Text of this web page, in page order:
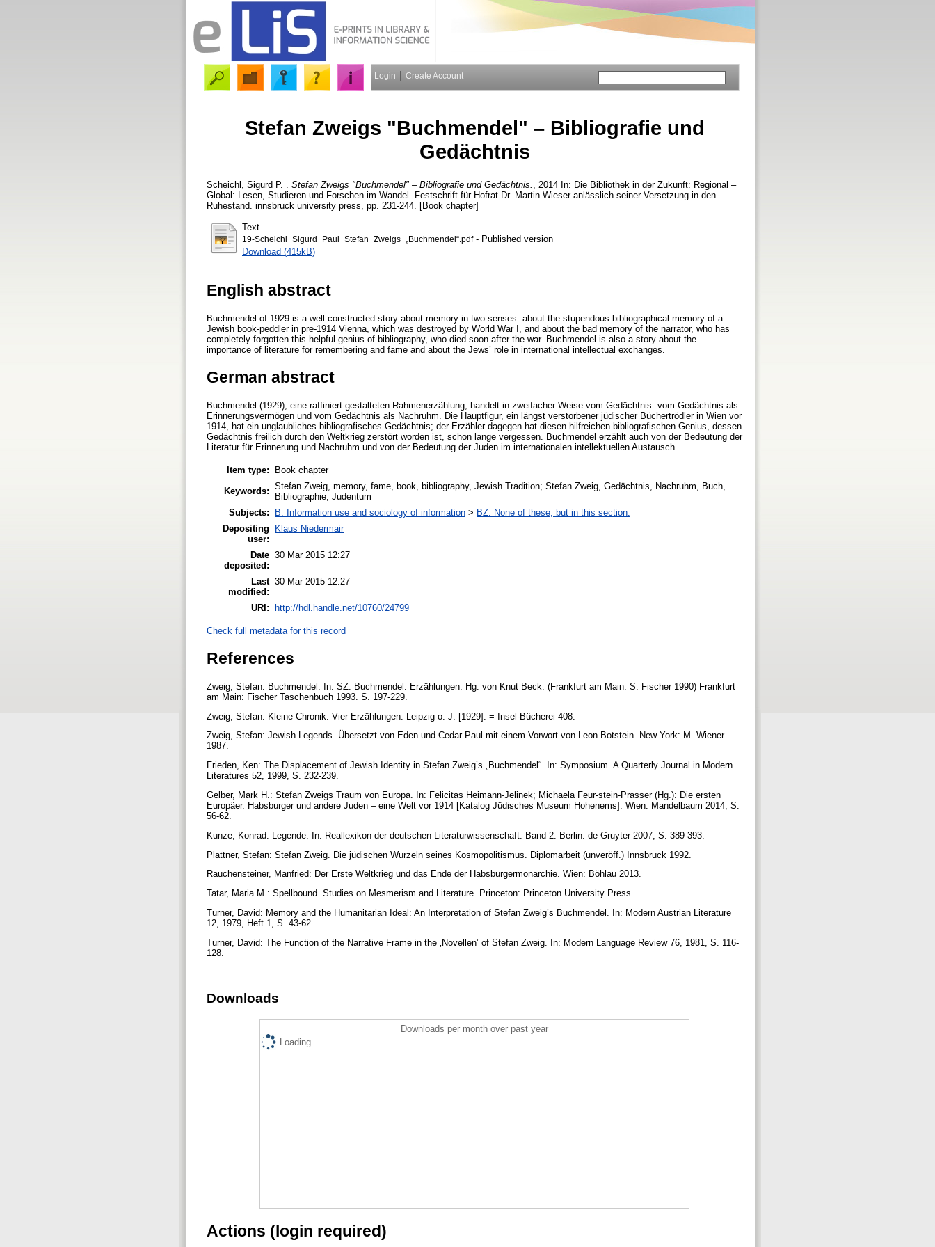
Login Create Account
Stefan Zweigs "Buchmendel" – Bibliografie und
Gedächtnis
Scheichl, Sigurd P. Stefan Zweigs "Buchmendel" – Bibliografie und Gedächtnis.
, 2014 In: Die Bibliothek in der Zukunft: Regional –
Global: Lesen, Studieren und Forschen im Wandel. Festschrift für Hofrat Dr. Martin Wieser anlässlich seiner Versetzung in den
Ruhestand. innsbruck university press, pp. 231-244. [Book chapter]
Text
19-Scheichl_Sigurd_Paul_Stefan_Zweigs_„Buchmendel“.pdf- Published version
Download (415kB)
English abstract
Buchmendel of 1929 is a well constructed story about memory in two senses: about the stupendous bibliographical memory of a
Jewish book-peddler in pre-1914 Vienna, which was destroyed by World War I, and about the bad memory of the narrator, who has
completely forgotten this helpful genius of bibliography, who died soon after the war. Buchmendel is also a story about the
importance of literature for remembering and fame and about the Jews’ role in international intellectual exchanges.
German abstract
Buchmendel (1929), eine raffiniert gestalteten Rahmenerzählung, handelt in zweifacher Weise vom Gedächtnis: vom Gedächtnis als
Erinnerungsvermögen und vom Gedächtnis als Nachruhm. Die Hauptfigur, ein längst verstorbener jüdischer Büchertrödler in Wien vor
1914, hat ein unglaubliches bibliografisches Gedächtnis; der Erzähler dagegen hat diesen hilfreichen bibliografischen Genius, dessen
Gedächtnis freilich durch den Weltkrieg zerstört worden ist, schon lange vergessen. Buchmendel erzählt auch von der Bedeutung der
Literatur für Erinnerung und Nachruhm und von der Bedeutung der Juden im internationalen intellektuellen Austausch.
Item type:
Book chapter
Keywords: Stefan Zweig, memory, fame, book, bibliography, Jewish Tradition; Stefan Zweig, Gedächtnis, Nachruhm, Buch,
Bibliographie, Judentum
Subjects:
B. Information use and sociology of information > BZ. None of these, but in this section.
Depositing
user:
Klaus Niedermair
Date
deposited:
30 Mar 2015 12:27
Last
modified:
30 Mar 2015 12:27
URI: http://hdl.handle.net/10760/24799
Check full metadata for this record
References
Zweig, Stefan: Buchmendel. In: SZ: Buchmendel. Erzählungen. Hg. von Knut Beck. (Frankfurt am Main: S. Fischer 1990) Frankfurt
am Main: Fischer Taschenbuch 1993. S. 197-229.
Zweig, Stefan: Kleine Chronik. Vier Erzählungen. Leipzig o. J. [1929]. = Insel-Bücherei 408.
Zweig, Stefan: Jewish Legends. Übersetzt von Eden und Cedar Paul mit einem Vorwort von Leon Botstein. New York: M. Wiener
1987.
Frieden, Ken: The Displacement of Jewish Identity in Stefan Zweig’s „Buchmendel“. In: Symposium. A Quarterly Journal in Modern
Literatures 52, 1999, S. 232-239.
Gelber, Mark H.: Stefan Zweigs Traum von Europa. In: Felicitas Heimann-Jelinek; Michaela Feur-stein-Prasser (Hg.): Die ersten
Europäer. Habsburger und andere Juden – eine Welt vor 1914 [Katalog Jüdisches Museum Hohenems]. Wien: Mandelbaum 2014, S.
56-62.
Kunze, Konrad: Legende. In: Reallexikon der deutschen Literaturwissenschaft. Band 2. Berlin: de Gruyter 2007, S. 389-393.
Plattner, Stefan: Stefan Zweig. Die jüdischen Wurzeln seines Kosmopolitismus. Diplomarbeit (unveröff.) Innsbruck 1992.
Rauchensteiner, Manfried: Der Erste Weltkrieg und das Ende der Habsburgermonarchie. Wien: Böhlau 2013.
Tatar, Maria M.: Spellbound. Studies on Mesmerism and Literature. Princeton: Princeton University Press.
Turner, David: Memory and the Humanitarian Ideal: An Interpretation of Stefan Zweig’s Buchmendel. In: Modern Austrian Literature
12, 1979, Heft 1, S. 43-62
Turner, David: The Function of the Narrative Frame in the ‚Novellen’ of Stefan Zweig. In: Modern Language Review 76, 1981, S. 116-
128.
Downloads
Downloads per month over past year
Loading...
Actions (login required)